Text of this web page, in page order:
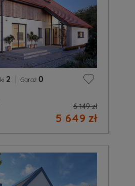
2 Garaż 0
6 149 zł
5 649 zł